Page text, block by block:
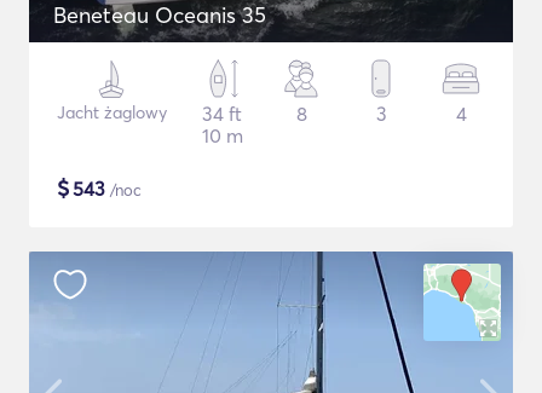
Beneteau Oceanis 35
Jacht żaglowy
34 ft
10 m
8 3 4
$543 /noc